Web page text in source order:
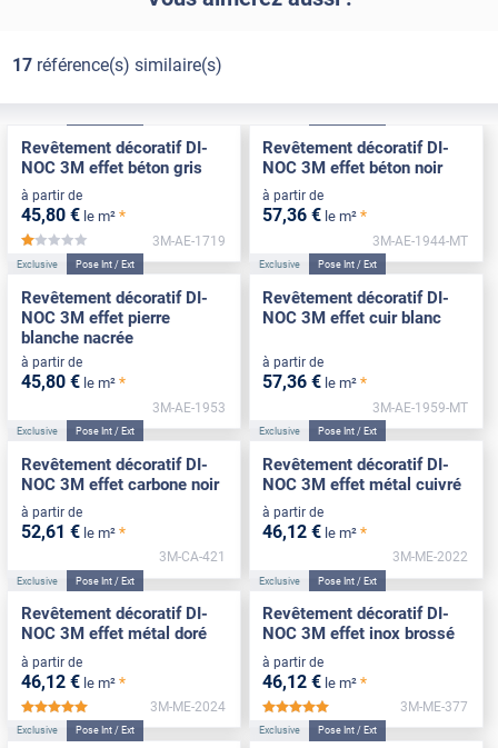
17référence(s) similaire(s)
Revêtement décoratif DI-
NOC 3M effet béton gris
à partir de
45,80 € le m² *
*****
3M-AE-1719
Revêtement décoratif DI-
NOC 3M effet béton noir
à partir de
57,36 € le m² *
3M-AE-1944-MT
Exclusive Pose Int / Ext
Revêtement décoratif DI-
NOC 3M effet pierre
blanche nacrée
à partir de
45,80 € le m² *
3M-AE-1953
Exclusive Pose Int / Ext
Revêtement décoratif DI-
NOC 3M effet cuir blanc
à partir de
57,36 € le m² *
3M-AE-1959-MT
Exclusive Pose Int / Ext
Revêtement décoratif DI-
NOC 3M effet carbone noir
à partir de
52,61 € le m² *
3M-CA-421
Exclusive Pose Int / Ext
Revêtement décoratif DI-
NOC 3M effet métal cuivré
à partir de
46,12 € le m² *
3M-ME-2022
Exclusive Pose Int / Ext
Revêtement décoratif DI-
NOC 3M effet métal doré
à partir de
46,12 € le m² *
*****
3M-ME-2024
Exclusive Pose Int / Ext
Revêtement décoratif DI-
NOC 3M effet inox brossé
à partir de
46,12 € le m² *
3M-ME-377
Exclusive Pose Int / Ext Exclusive Pose Int / Ext